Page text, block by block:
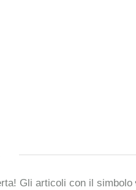
Gli articoli con il simbolo